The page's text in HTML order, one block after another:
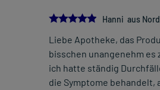
5.0
Hanni aus
Liebe Apotheke, das
bisschen unangenehm
ich hatte ständig
die Symptome behandelt,